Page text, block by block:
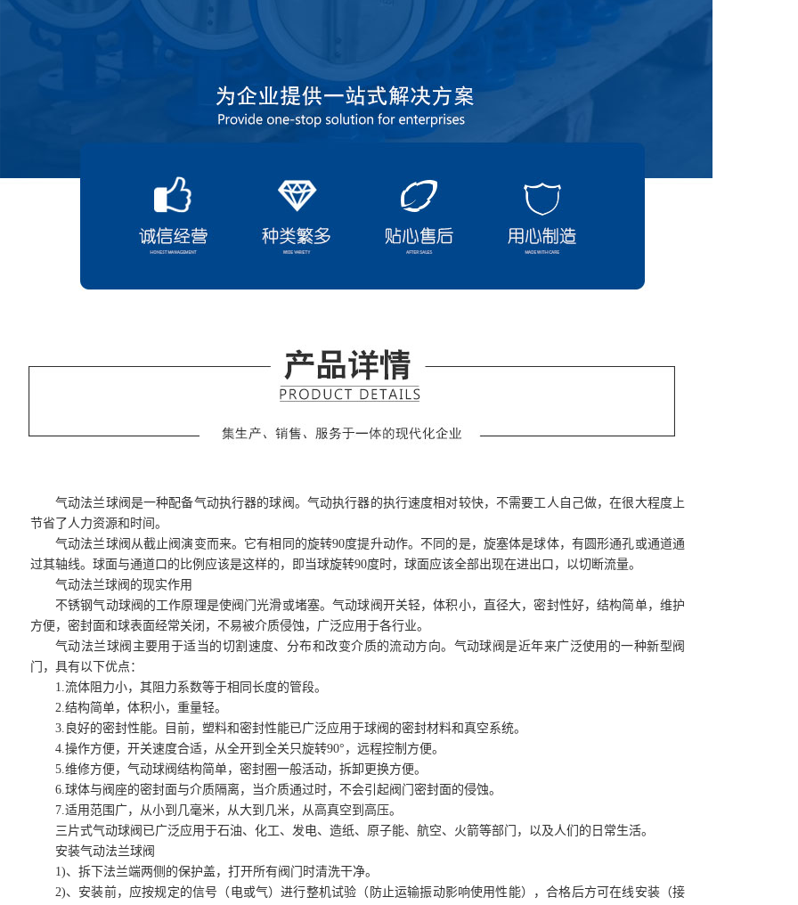
气动法兰球阀是一种配备气动执行器的球阀。气动执行器的执行速度相对较快，不需要工人自己做，在很大程度上
节省了人力资源和时间。
气动法兰球阀从截止阀演变而来。它有相同的旋转90度提升动作。不同的是，旋塞体是球体，有圆形通孔或通道通
过其轴线。球面与通道口的比例应该是这样的，即当球旋转90度时，球面应该全部出现在进出口，以切断流量。
气动法兰球阀的现实作用
不锈钢气动球阀的工作原理是使阀门光滑或堵塞。气动球阀开关轻，体积小，直径大，密封性好，结构简单，维护
方便，密封面和球表面经常关闭，不易被介质侵蚀，广泛应用于各行业。
气动法兰球阀主要用于适当的切割速度、分布和改变介质的流动方向。气动球阀是近年来广泛使用的一种新型阀
门，具有以下优点：
1.流体阻力小，其阻力系数等于相同长度的管段。
2.结构简单，体积小，重量轻。
3.良好的密封性能。目前，塑料和密封性能已广泛应用于球阀的密封材料和真空系统。
4.操作方便，开关速度合适，从全开到全关只旋转90°，远程控制方便。
5.维修方便，气动球阀结构简单，密封圈一般活动，拆卸更换方便。
6.球体与阀座的密封面与介质隔离，当介质通过时，不会引起阀门密封面的侵蚀。
7.适用范围广，从小到几毫米，从大到几米，从高真空到高压。
三片式气动球阀已广泛应用于石油、化工、发电、造纸、原子能、航空、火箭等部门，以及人们的日常生活。
安装气动法兰球阀
1)、拆下法兰端两侧的保护盖，打开所有阀门时清洗干净。
2)、安装前，应按规定的信号（电或气）进行整机试验（防止运输振动影响使用性能），合格后方可在线安装（接